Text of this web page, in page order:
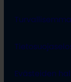
Evästeiden